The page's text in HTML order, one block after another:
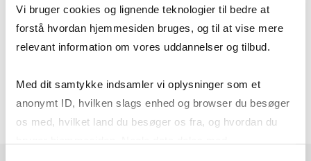
Vi bruger cookies og lignende teknologier til bedre at
forstå hvordan hjemmesiden bruges, og til at vise mere
relevant information om vores uddannelser og tilbud.
Med dit samtykke indsamler vi oplysninger som et
anonymt ID, hvilken slags enhed og browser du besøger
os med, hvilket land du besøger os fra, og hvordan du
specifically, in understanding the rationales,
functions and limits of contracts, incentives,
property rights, and ownership. These issues
organization, ecosystems, and much else.